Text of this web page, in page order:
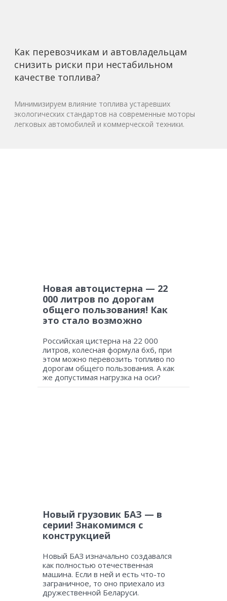
Как перевозчикам и автовладельцам
снизить риски при нестабильном
качестве топлива?
Минимизируем влияние топлива устаревших
экологических стандартов на современные моторы
легковых автомобилей и коммерческой техники.
Новая автоцистерна — 22
000 литров по дорогам
общего пользования! Как
это стало возможно
Российская цистерна на 22 000
литров, колесная формула 6х6, при
этом можно перевозить топливо по
дорогам общего пользования. А как
же допустимая нагрузка на оси?
Новый грузовик БАЗ — в
серии! Знакомимся с
конструкцией
Новый БАЗ изначально создавался
как полностью отечественная
машина. Если в ней и есть что-то
заграничное, то оно приехало из
дружественной Беларуси.